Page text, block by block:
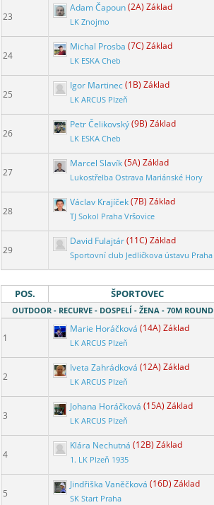
23
Adam Čapoun(2A) Základ
LK Znojmo
24
Michal Prosba (7C) Základ
LK ESKA Cheb
25
Igor Martinec(1B) Základ
LK ARCUS Plzeň
26
Petr Čelikovský(9B) Základ
LK ESKA Cheb
27
Marcel Slavík(5A) Základ
Lukostřelba Ostrava Mariánské Hory
28
Václav Krajíček(7B) Základ
TJ Sokol Praha Vršovice
29
David Fulajtár(11C) Základ
Sportovní club Jedličkova ústavu Praha
POS. ŠPORTOVEC
OUTDOOR - RECURVE - DOSPELÍ - ŽENA - 70M ROUND
1
Marie Horáčková (14A) Základ
LK ARCUS Plzeň
2
Iveta Zahrádková (12A) Základ
LK ARCUS Plzeň
3
Johana Horáčková (15A) Základ
LK ARCUS Plzeň
4
Klára Nechutná (12B) Základ
1. LK Plzeň 1935
5
Jindřiška Vaněčková (16D) Základ
SK Start Praha